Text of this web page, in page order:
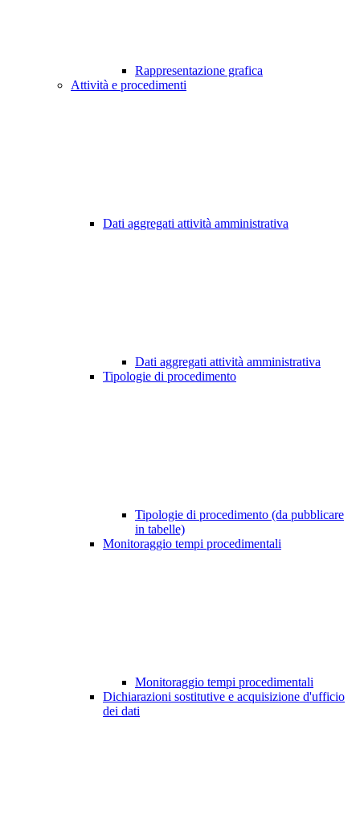
Rappresentazione grafica
Attività e procedimenti
Dati aggregati attività amministrativa
Dati aggregati attività amministrativa
Tipologie di procedimento
Tipologie di procedimento (da pubblicare
in tabelle)
Monitoraggio tempi procedimentali
Monitoraggio tempi procedimentali
Dichiarazioni sostitutive e acquisizione d'ufficio
dei dati